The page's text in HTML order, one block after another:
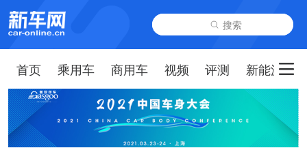
搜索
首页 乘用车 商用车 视频 评测 新能源